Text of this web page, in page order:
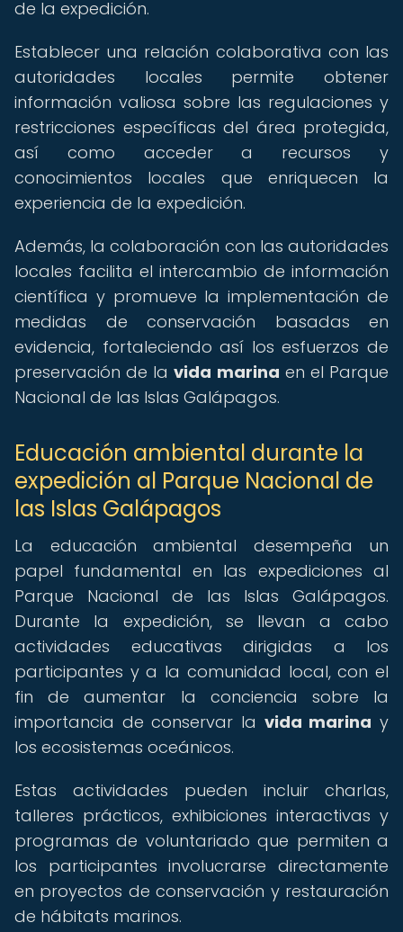
de la expedición.
Establecer una relación colaborativa con las
autoridades locales permite obtener
información valiosa sobre las regulaciones y
restricciones específicas del área protegida,
así como acceder a recursos y
conocimientos locales que enriquecen la
experiencia de la expedición.
Además, la colaboración con las autoridades
locales facilita el intercambio de información
científica y promueve la implementación de
medidas de conservación basadas en
evidencia, fortaleciendo así los esfuerzos de
preservación de lavida marina en el Parque
Nacional de las Islas Galápagos.
Educación ambiental durante la
expedición al Parque Nacional de
las Islas Galápagos
La educación ambiental desempeña un
papel fundamental en las expediciones al
Parque Nacional de las Islas Galápagos.
Durante la expedición, se llevan a cabo
actividades educativas dirigidas a los
participantes y a la comunidad local, con el
fin de aumentar la conciencia sobre la
importancia de conservar la vida marina y
los ecosistemas oceánicos.
Estas actividades pueden incluir charlas,
talleres prácticos, exhibiciones interactivas y
programas de voluntariado que permiten a
los participantes involucrarse directamente
en proyectos de conservación y restauración
de hábitats marinos.